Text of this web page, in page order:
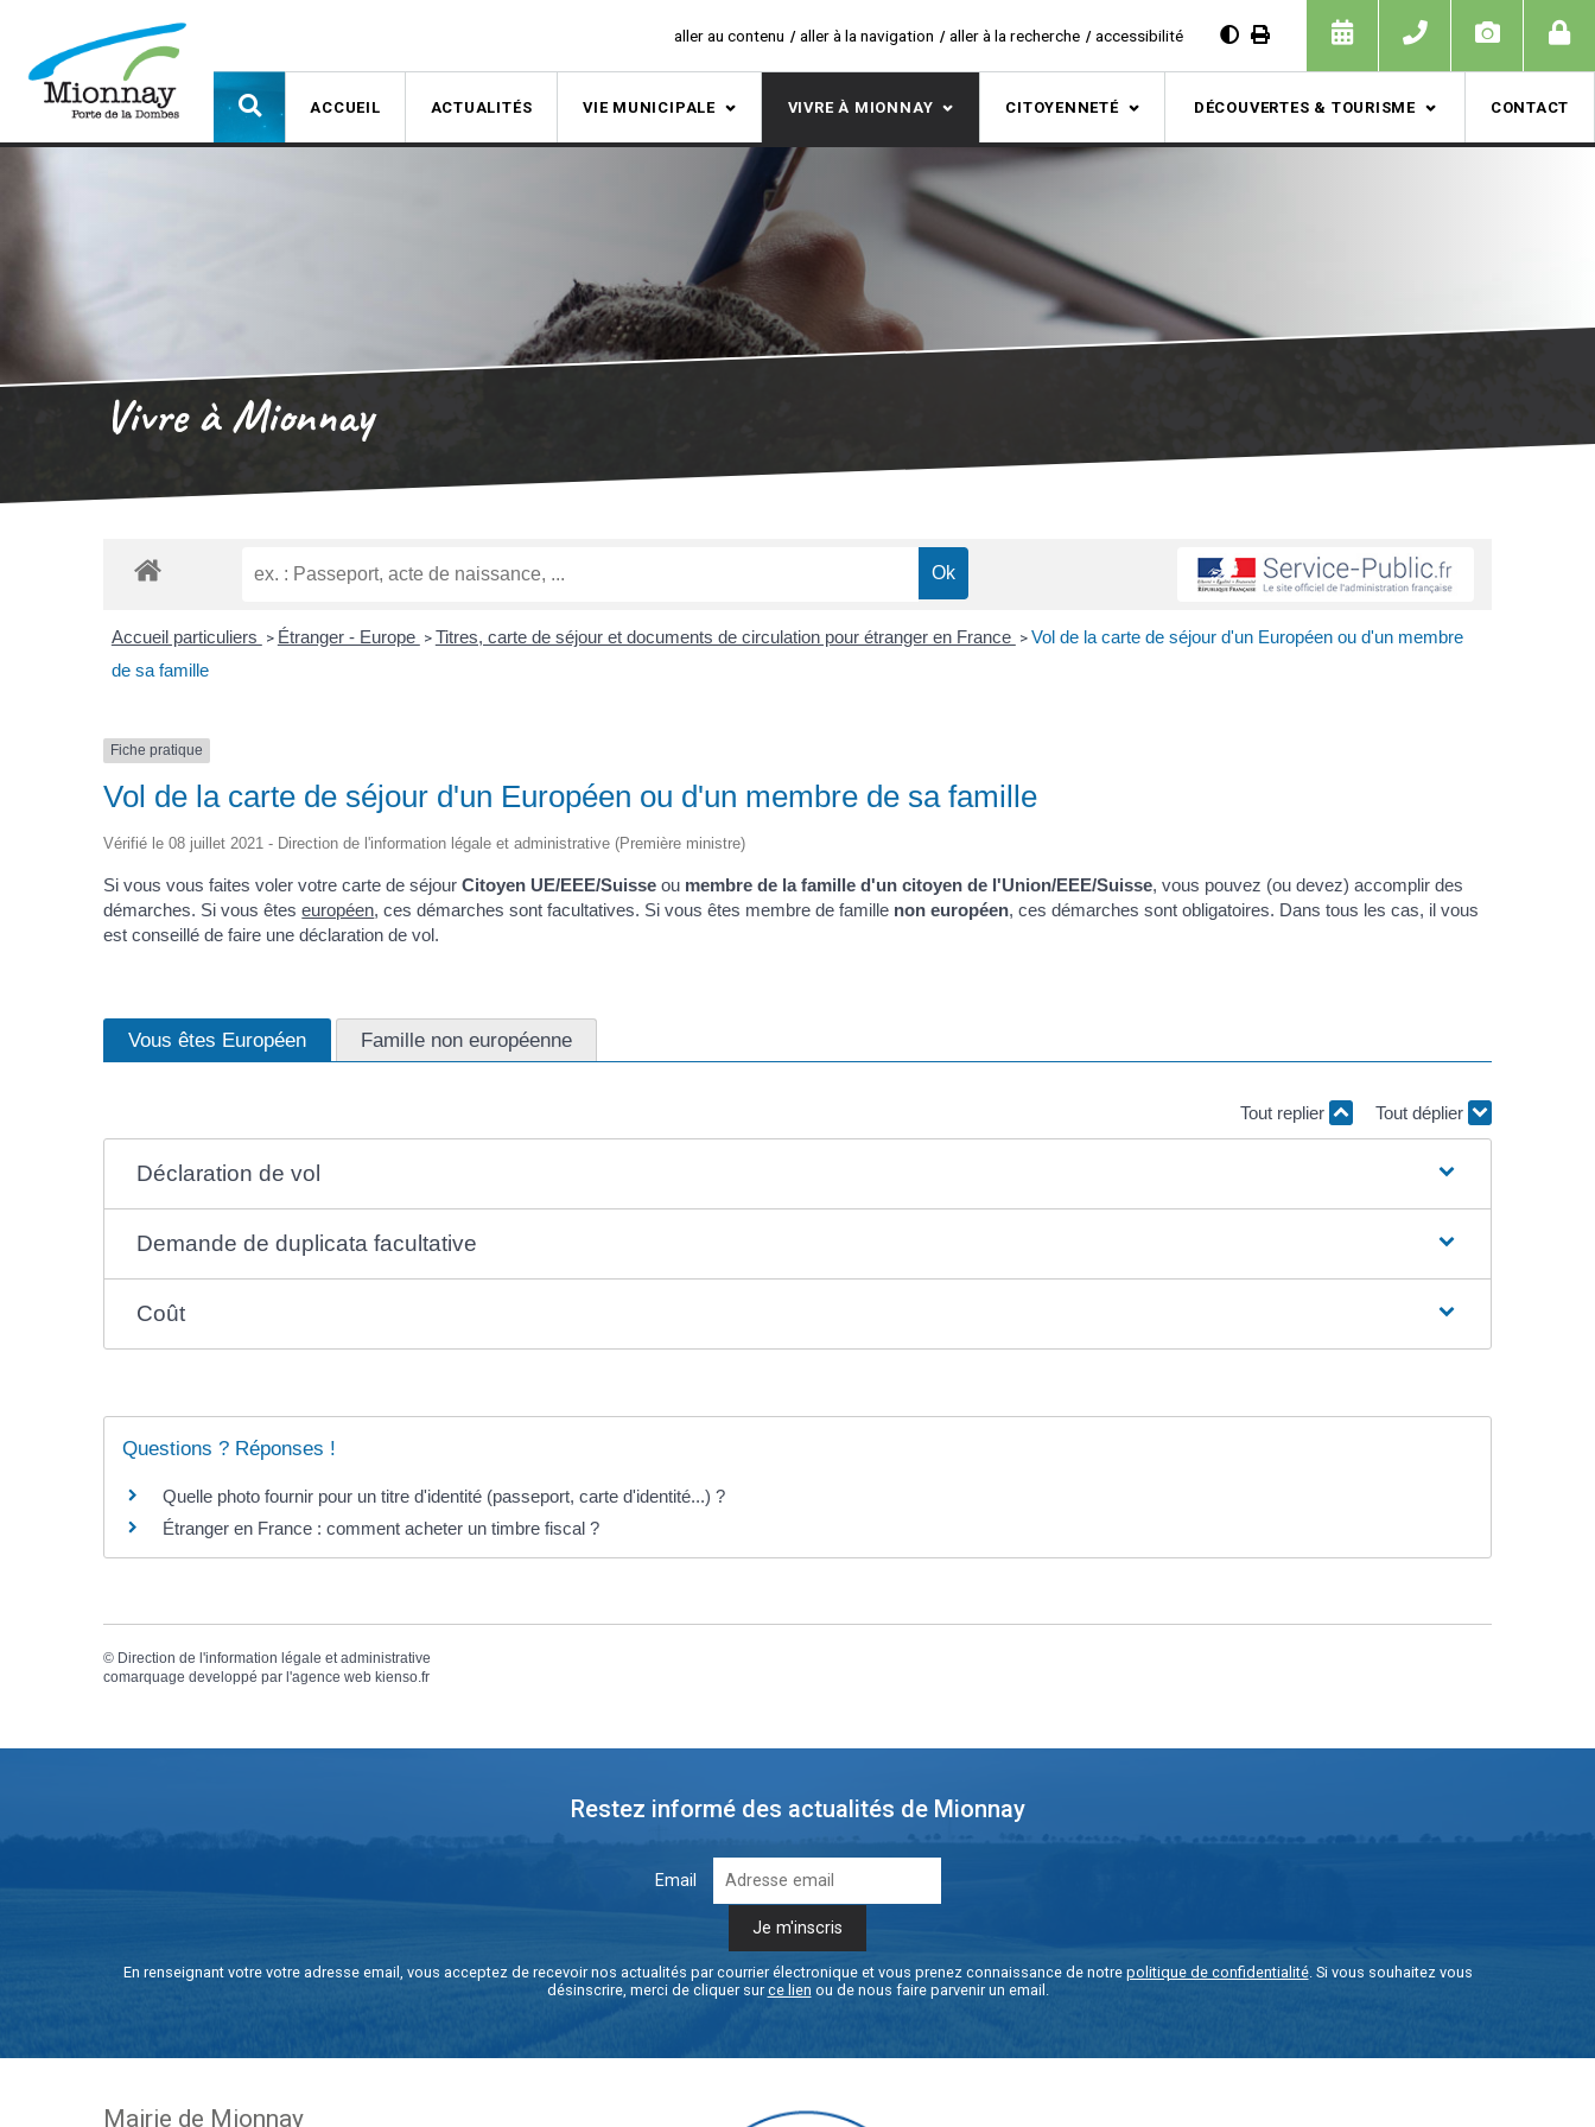
aller au contenu aller à la navigation aller à la recherche accessibilité
ACCUEIL ACTUALITÉS VIE MUNICIPALE VIVRE À MIONNAY CITOYENNETÉ DÉCOUVERTES & TOURISME CONTACT
Vivre à Mionnay
Accueil particuliers > Étranger - Europe > Titres, carte de séjour et documents de circulation pour étranger en France > Vol de la carte de séjour d'un Européen ou d'un membre
de sa famille
Fiche pratique
Vol de la carte de séjour d'un Européen ou d'un membre de sa famille
Vérifié le 08 juillet 2021 - Direction de l'information légale et administrative (Première ministre)
Si vous vous faites voler votre carte de séjourCitoyen UE/EEE/Suisse ou membre de la famille d'un citoyen de l'Union/EEE/Suisse, vous pouvez (ou devez) accomplir des
démarches. Si vous êteseuropéen, ces démarches sont facultatives. Si vous êtes membre de famille non européen, ces démarches sont obligatoires. Dans tous les cas, il vous
est conseillé de faire une déclaration de vol.
Vous êtes Européen Famille non européenne
Tout replier Tout déplier
Déclaration de vol
Demande de duplicata facultative
Coût
Questions ? Réponses !
Quelle photo fournir pour un titre d'identité (passeport, carte d'identité...) ?
Étranger en France : comment acheter un timbre fiscal ?
© Direction de l'information légale et administrative
comarquage developpé par l'agence web kienso.fr
Restez informé des actualités de Mionnay
Email
En renseignant votre votre adresse email, vous acceptez de recevoir nos actualités par courrier électronique et vous prenez connaissance de notre politique de confidentialité. Si vous souhaitez vous
désinscrire, merci de cliquer surce lien ou de nous faire parvenir un email.
Mairie de Mionnay